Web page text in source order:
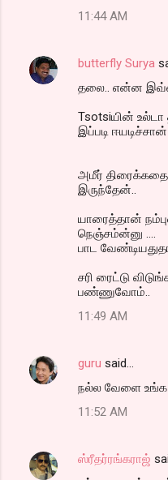
11:44 AM
butterfly Surya
தலை.. என்ன
Tsotsiயின்
இப்படி
அமீர்
இருந்தேன்..
யாரைத்தான்
நெஞ்சம்ன்னு ....
பாட
சரி ரைட்டு
பண்ணுவோம்..
11:49 AM
guru said…
நல்ல வேளை உங்க
11:52 AM
ஸ்ரீதர்ரங்கராஜ்